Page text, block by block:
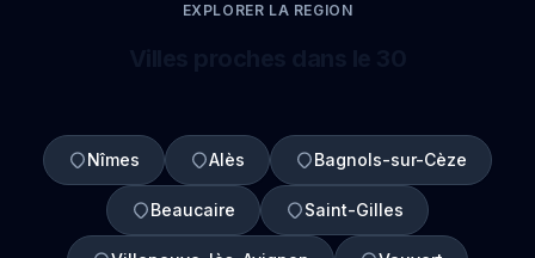
EXPLORER LA REGION
Nîmes Alès Bagnols-sur-Cèze
Beaucaire Saint-Gilles